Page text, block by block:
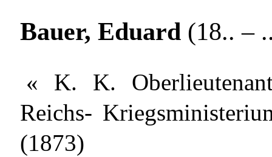
Bauer, Eduard (18.. –
« K. K.
Reichs-
(1873)